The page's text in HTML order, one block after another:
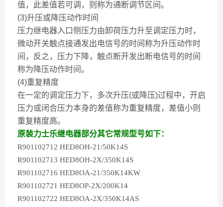
值，此差值若可调，则称为通断调节区间。
(3)升压或降压动作时间
压力继电器入口侧压力由卸荷压力升至调定压力时，
微动开关触点接通发出电信号的时间称为升压动作时
间，反之，压力下降，触点断开发出断电信号的时间
称为降压动作时间。
(4)重复精度
在一定的调定压力下，多次升压(或降压)过程中，开启
压力或闭合压力本身的差值称为重复精度，差值小则
重复精度高。
原装力士乐继电器部分其它常规型号如下：
R901102712 HED8OH-21/50K14S
R901102713 HED8OH-2X/350K14S
R901102716 HED8OA-21/350K14KW
R901102721 HED8OP-2X/200K14
R901102722 HED8OA-2X/350K14AS